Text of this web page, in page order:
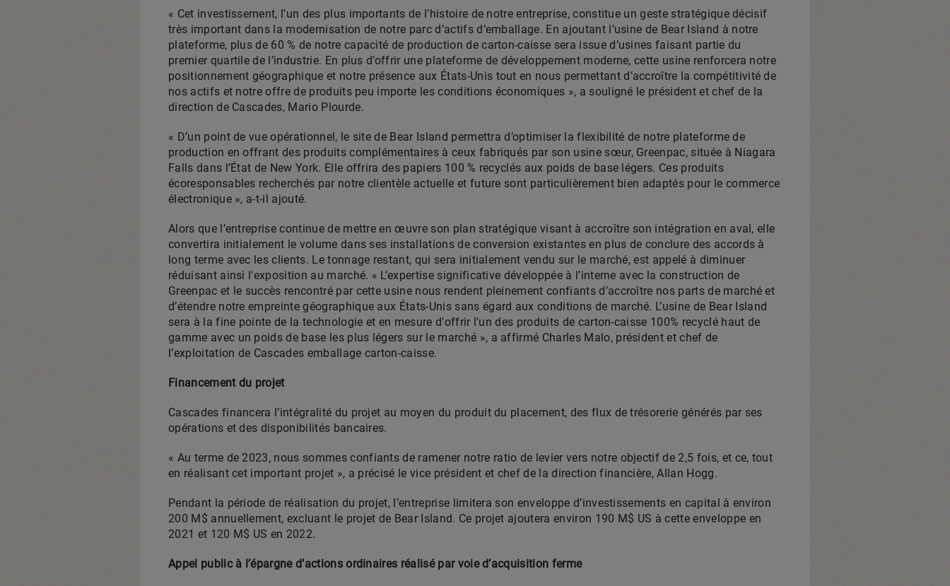
« Cet investissement, l’un des plus importants de l’histoire de notre entreprise, constitue un geste stratégique décisif
très important dans la modernisation de notre parc d’actifs d’emballage. En ajoutant l’usine de Bear Island à notre
plateforme, plus de 60 % de notre capacité de production de carton-caisse sera issue d’usines faisant partie du
premier quartile de l’industrie. En plus d’offrir une plateforme de développement moderne, cette usine renforcera notre
positionnement géographique et notre présence aux États-Unis tout en nous permettant d’accroître la compétitivité de
nos actifs et notre offre de produits peu importe les conditions économiques », a souligné le président et chef de la
direction de Cascades, Mario Plourde.
« D’un point de vue opérationnel, le site de Bear Island permettra d’optimiser la flexibilité de notre plateforme de
production en offrant des produits complémentaires à ceux fabriqués par son usine sœur, Greenpac, située à Niagara
Falls dans l’État de New York. Elle offrira des papiers 100 % recyclés aux poids de base légers. Ces produits
écoresponsables recherchés par notre clientèle actuelle et future sont particulièrement bien adaptés pour le commerce
électronique », a-t-il ajouté.
Alors que l’entreprise continue de mettre en œuvre son plan stratégique visant à accroître son intégration en aval, elle
convertira initialement le volume dans ses installations de conversion existantes en plus de conclure des accords à
long terme avec les clients. Le tonnage restant, qui sera initialement vendu sur le marché, est appelé à diminuer
réduisant ainsi l'exposition au marché. « L’expertise significative développée à l’interne avec la construction de
Greenpac et le succès rencontré par cette usine nous rendent pleinement confiants d’accroître nos parts de marché et
d’étendre notre empreinte géographique aux États-Unis sans égard aux conditions de marché. L’usine de Bear Island
sera à la fine pointe de la technologie et en mesure d'offrir l'un des produits de carton-caisse 100% recyclé haut de
gamme avec un poids de base les plus légers sur le marché », a affirmé Charles Malo, président et chef de
l’exploitation de Cascades emballage carton-caisse.
Financement du projet
Cascades financera l’intégralité du projet au moyen du produit du placement, des flux de trésorerie générés par ses
opérations et des disponibilités bancaires.
« Au terme de 2023, nous sommes confiants de ramener notre ratio de levier vers notre objectif de 2,5 fois, et ce, tout
en réalisant cet important projet », a précisé le vice président et chef de la direction financière, Allan Hogg.
Pendant la période de réalisation du projet, l’entreprise limitera son enveloppe d’investissements en capital à environ
200 M$ annuellement, excluant le projet de Bear Island. Ce projet ajoutera environ 190 M$ US à cette enveloppe en
2021 et 120 M$ US en 2022.
Appel public à l’épargne d’actions ordinaires réalisé par voie d’acquisition ferme